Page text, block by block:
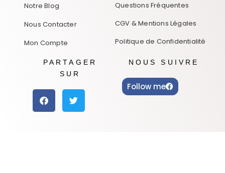
Notre Blog
Nous Contacter
Mon Compte
Questions Fréquentes
CGV & Mentions Légales
Politique de Confidentialité
PARTAGER
SUR
NOUS SUIVRE
Follow me